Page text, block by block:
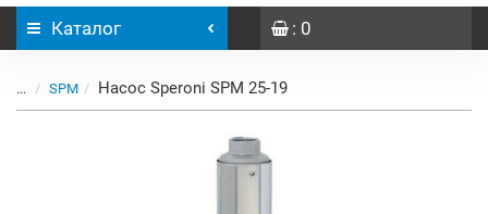
Каталог : 0
... SPM Насос Speroni SPM 25-19